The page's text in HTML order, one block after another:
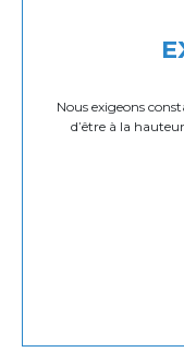
Nous exigeons
d’être à la